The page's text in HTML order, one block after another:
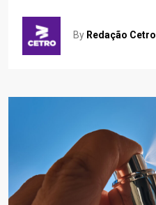
By Redação Cetro